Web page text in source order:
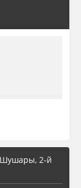
Шушары, 2-й